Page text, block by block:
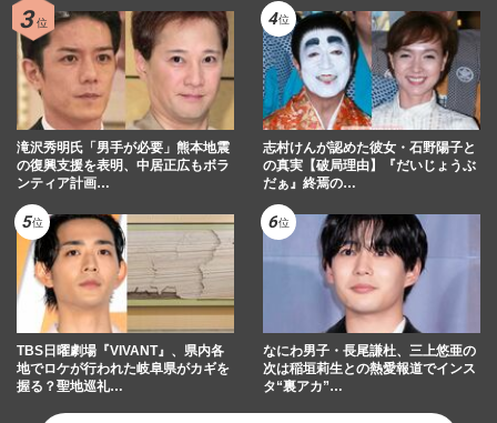
滝沢秀明氏「男手が必要」熊本地震
の復興支援を表明、中居正広もボラ
ンティア計画…
志村けんが認めた彼女・石野陽子と
の真実【破局理由】『だいじょうぶ
だぁ』終焉の…
TBS日曜劇場『VIVANT』、県内各
地でロケが行われた岐阜県がカギを
握る？聖地巡礼…
なにわ男子・長尾謙杜、三上悠亜の
次は稲垣莉生との熱愛報道でインス
タ“裏アカ”…